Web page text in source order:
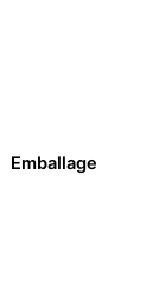
Emballage